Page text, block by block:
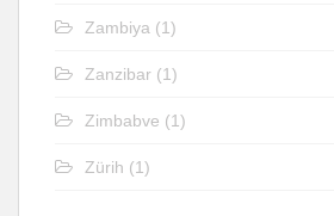
Zambiya (1)
Zanzibar (1)
Zimbabve (1)
Zürih (1)